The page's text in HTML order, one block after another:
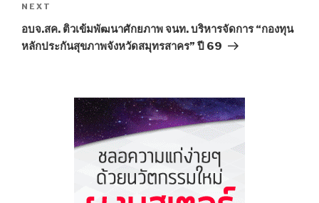
Next
Post
NEXT
อบจ.สค. ติวเข้มพัฒนาศักยภาพ จนท. บริหารจัดการ “กองทุน
หลักประกันสุขภาพจังหวัดสมุทรสาคร” ปี 69